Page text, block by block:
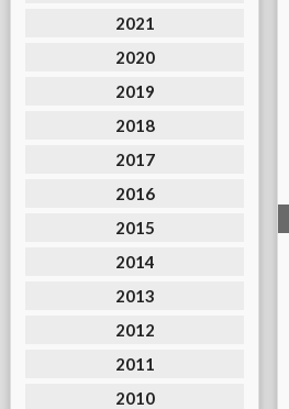
2021
2020
2019
2018
2017
2016
2015
2014
2013
2012
2011
2010